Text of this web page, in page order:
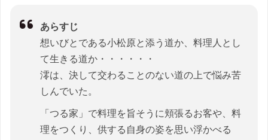
あらすじ
想いびとである小松原と添う道か、料理人とし
て生きる道か・・・・・・
澪は、決して交わることのない道の上で悩み苦
しんでいた。
「つる家」で料理を旨そうに頬張るお客や、料
理をつくり、供する自身の姿を思い浮かべる